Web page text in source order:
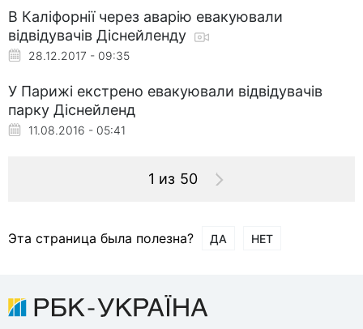
В Каліфорнії через аварію евакуювали
відвідувачів Діснейленду
28.12.2017 - 09:35
У Парижі екстрено евакуювали відвідувачів
парку Діснейленд
11.08.2016 - 05:41
1 из 50
Эта страница была полезна? ДА НЕТ